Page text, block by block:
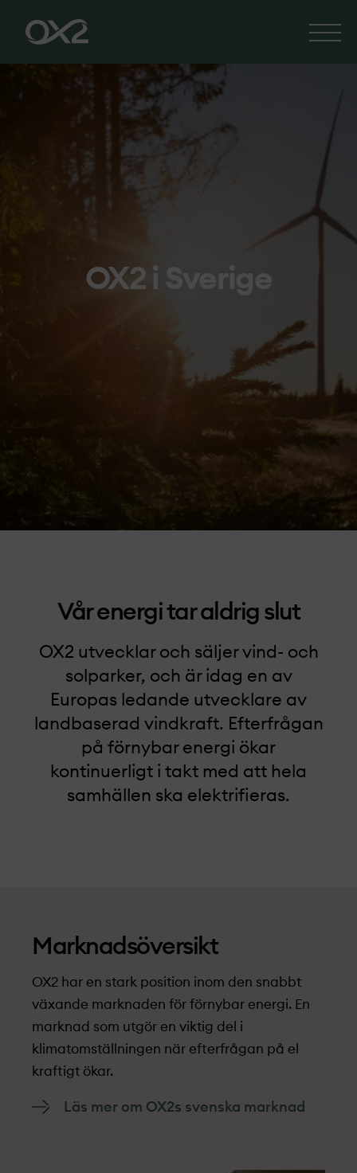
OX2 i Sverige
Vår energi tar aldrig slut
OX2 utvecklar och säljer vind- och
solparker, och är idag en av
Europas ledande utvecklare av
landbaserad vindkraft. Efterfrågan
på förnybar energi ökar
kontinuerligt i takt med att hela
samhällen ska elektrifieras.
Marknads­översikt
OX2 har en stark position inom den snabbt
växande marknaden för förnybar energi. En
marknad som utgör en viktig del i
klimatomställningen när efterfrågan på el
kraftigt ökar.
Läs mer om OX2s svenska marknad